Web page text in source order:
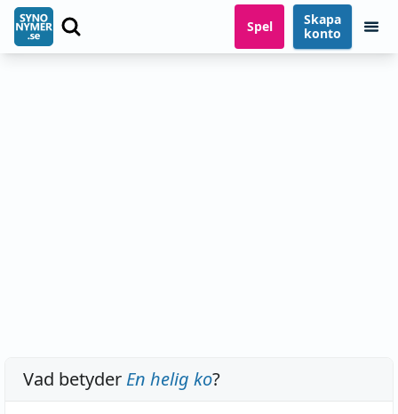
Spel
Skapa
konto
Vad betyder En helig ko?